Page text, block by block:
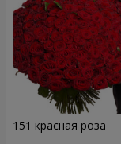
151 красная роза